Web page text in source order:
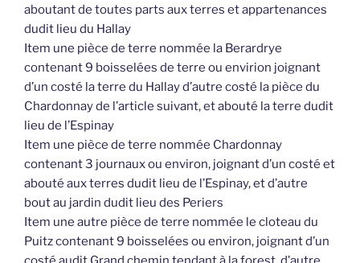
aboutant de toutes parts aux terres et appartenances
dudit lieu du Hallay
Item une pièce de terre nommée la Berardrye
contenant 9 boisselées de terre ou envirion joignant
d’un costé la terre du Hallay d’autre costé la pièce du
Chardonnay de l’article suivant, et abouté la terre dudit
lieu de l’Espinay
Item une pièce de terre nommée Chardonnay
contenant 3 journaux ou environ, joignant d’un costé et
abouté aux terres dudit lieu de l’Espinay, et d’autre
bout au jardin dudit lieu des Periers
Item une autre pièce de terre nommée le cloteau du
Puitz contenant 9 boisselées ou environ, joignant d’un